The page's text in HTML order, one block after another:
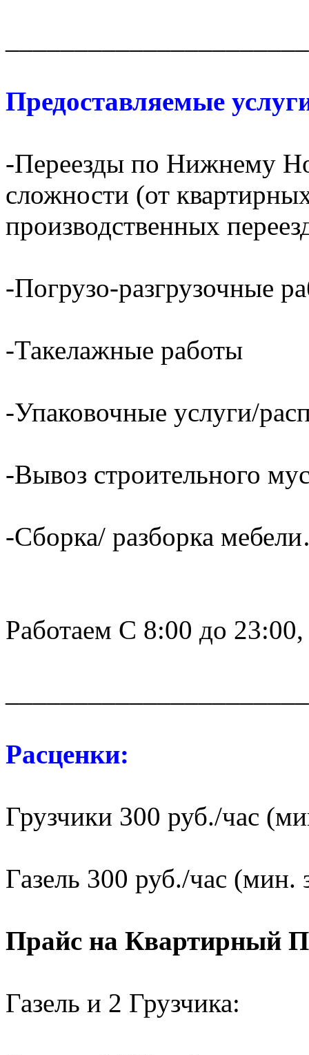
Предоставляемые
-Переезды по Нижнему
сложности (от
производственных
-Погрузо-разгрузочные
-Такелажные работы
-Упаковочные услуги/
-Вывоз строительного
-Сборка/ разборка
Работаем С 8:00 до
Расценки:
Грузчики 300 руб./час
Газель 300 руб./час (мин.
Прайс на Квартирный
Газель и 2 Грузчика: